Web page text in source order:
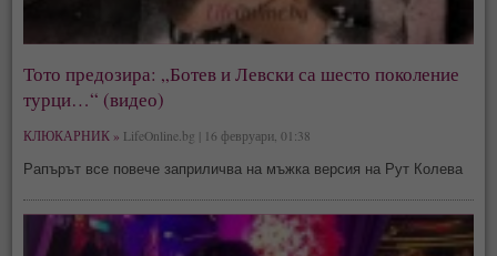
Тото предозира: „Ботев и Левски са шесто поколение
турци…“ (видео)
КЛЮКАРНИК » LifeOnline.bg | 16 февруари, 01:38
Рапърът все повече заприличва на мъжка версия на Рут Колева